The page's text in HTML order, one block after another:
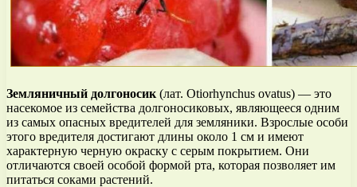
Земляничный долгоносик (лат. Otiorhynchus ovatus) — это
насекомое из семейства долгоносиковых, являющееся одним
из самых опасных вредителей для земляники. Взрослые особи
этого вредителя достигают длины около 1 см и имеют
характерную черную окраску с серым покрытием. Они
отличаются своей особой формой рта, которая позволяет им
питаться соками растений.